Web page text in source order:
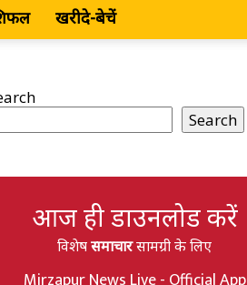
खरीदे-बेचें
Search
आज ही डाउनलोड करें
विशेषसमाचारसामग्री के लिए